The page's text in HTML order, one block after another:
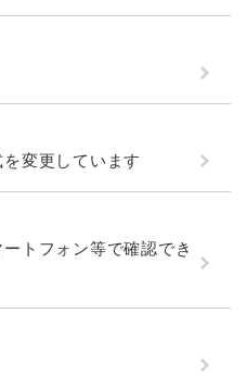
変更しています
トフォン等で確認でき